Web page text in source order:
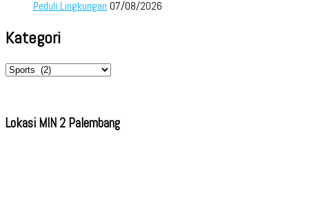
Peduli Lingkungan 07/08/2026
Kategori
Kategori
Lokasi MIN 2 Palembang